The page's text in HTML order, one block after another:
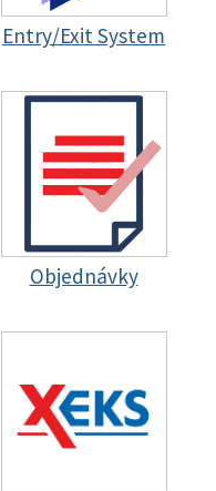
Entry/Exit System
Objednávky